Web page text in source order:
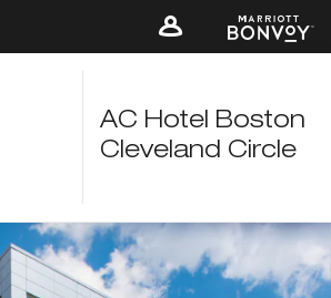
AC Hotel Boston
Cleveland Circle